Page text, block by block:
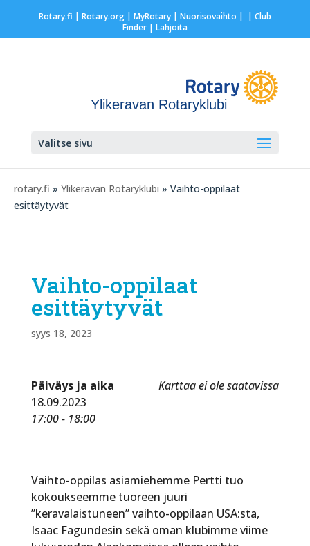
Rotary.fi | Rotary.org| MyRotary | Nuorisovaihto | | Club
Finder| Lahjoita
Ylikeravan Rotaryklubi
Valitse sivu
rotary.fi » Ylikeravan Rotaryklubi » Vaihto-oppilaat
esittäytyvät
Vaihto-oppilaat
esittäytyvät
syys 18, 2023
Karttaa ei ole saatavissa
Päiväys ja aika
18.09.2023
17:00 - 18:00
Vaihto-oppilas asiamiehemme Pertti tuo
kokoukseemme tuoreen juuri
”keravalaistuneen” vaihto-oppilaan USA:sta,
Isaac Fagundesin sekä oman klubimme viime